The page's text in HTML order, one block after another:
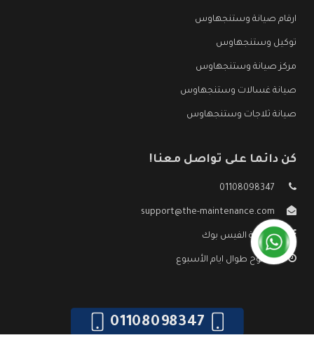
ارقام صيانة وستنجهاوس
توكيل وستنجهاوس
مركز صيانة وستنجهاوس
صيانة غسالات وستنجهاوس
صيانة ثلاجات وستنجهاوس
كن دائما على تواصل معنا!
01108098347
support@the-maintenance.com
صفحة الفيس بوك
مفتوح طوال ايام الأسبوع
01108098347